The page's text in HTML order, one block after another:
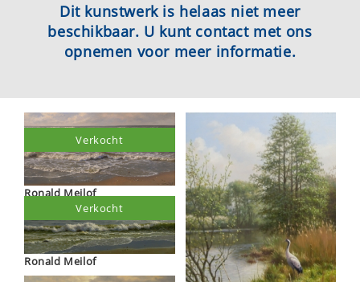
Dit kunstwerk is helaas niet meer
beschikbaar. U kunt contact met ons
opnemen voor meer informatie.
Ronald Meilof
Verkocht
Ronald Meilof
Verkocht